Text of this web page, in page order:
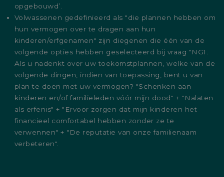
opgebouwd’.
Volwassenen gedefinieerd als "die plannen hebben om
hun vermogen over te dragen aan hun
kinderen/erfgenamen" zijn diegenen die één van de
volgende opties hebben geselecteerd bij vraag "NG1.
Als u nadenkt over uw toekomstplannen, welke van de
volgende dingen, indien van toepassing, bent u van
plan te doen met uw vermogen? "Schenken aan
kinderen en/of familieleden vóór mijn dood" + "Nalaten
als erfenis" + "Ervoor zorgen dat mijn kinderen het
financieel comfortabel hebben zonder ze te
verwennen" + "De reputatie van onze familienaam
verbeteren".